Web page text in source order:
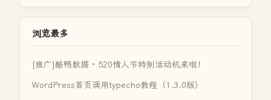
浏览最多
[推广]酷鸭数据 · 520情人节特别活动机来啦！
WordPress首页调用typecho教程（1.3.0版）